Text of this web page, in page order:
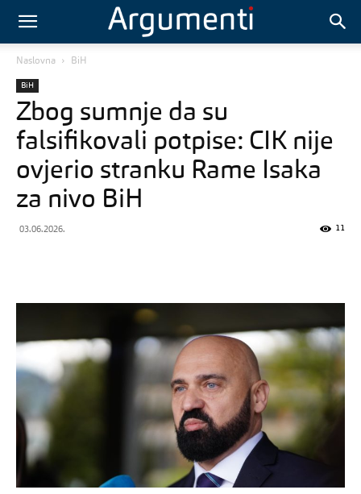
Naslovna BiH
BiH
Zbog sumnje da su
falsifikovali potpise: CIK nije
ovjerio stranku Rame Isaka
za nivo BiH
03.06.2026. 11